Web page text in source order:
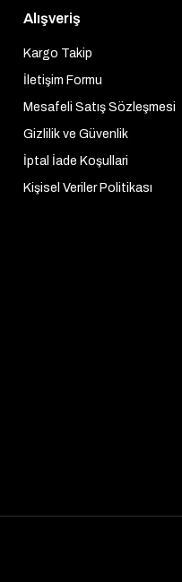
Alışveriş
Kargo Takip
İletişim Formu
Mesafeli Satış Sözleşmesi
Gizlilik ve Güvenlik
İptal İade Koşullari
Kişisel Veriler Politikası